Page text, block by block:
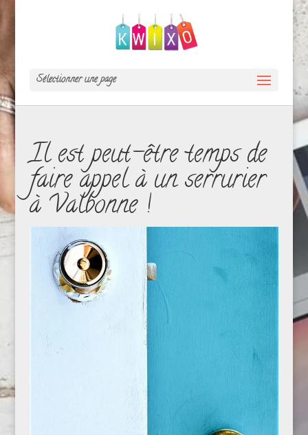
Sélectionner une page
Il est peut-être temps de
faire appel à un serrurier
à Valbonne !